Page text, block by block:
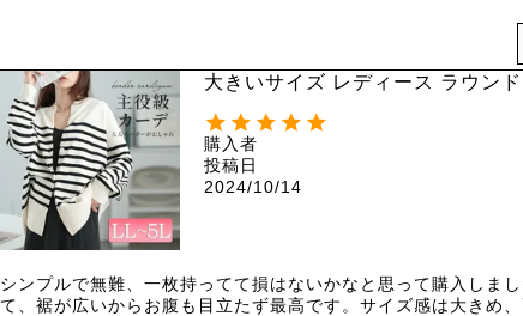
大きいサイズ レディース ラウン
購入者
投稿日
2024/10/14
シンプルで無難、一枚持ってて損はないかなと思って購入しま
て、裾が広いからお腹も目立たず最高です。サイズ感は大きめ、